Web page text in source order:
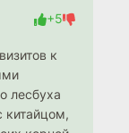
+5
к
лесбуха
китайцом,